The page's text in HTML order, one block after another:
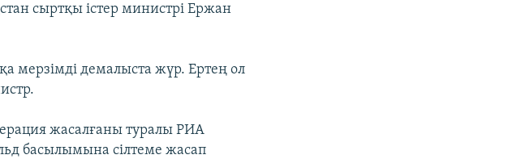
сыртқы істер министрі Ержан
мерзімді демалыста жүр. Ертең ол
жасалғаны туралы РИА
басылымына сілтеме жасап